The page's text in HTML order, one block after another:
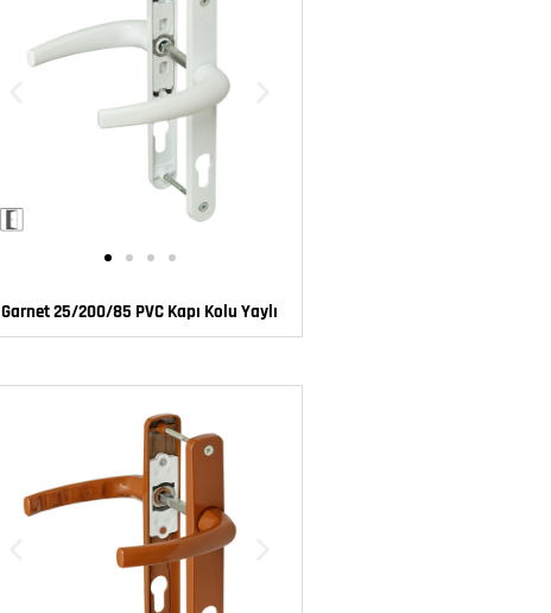
Garnet 25/200/85 PVC Kapı Kolu Yaylı